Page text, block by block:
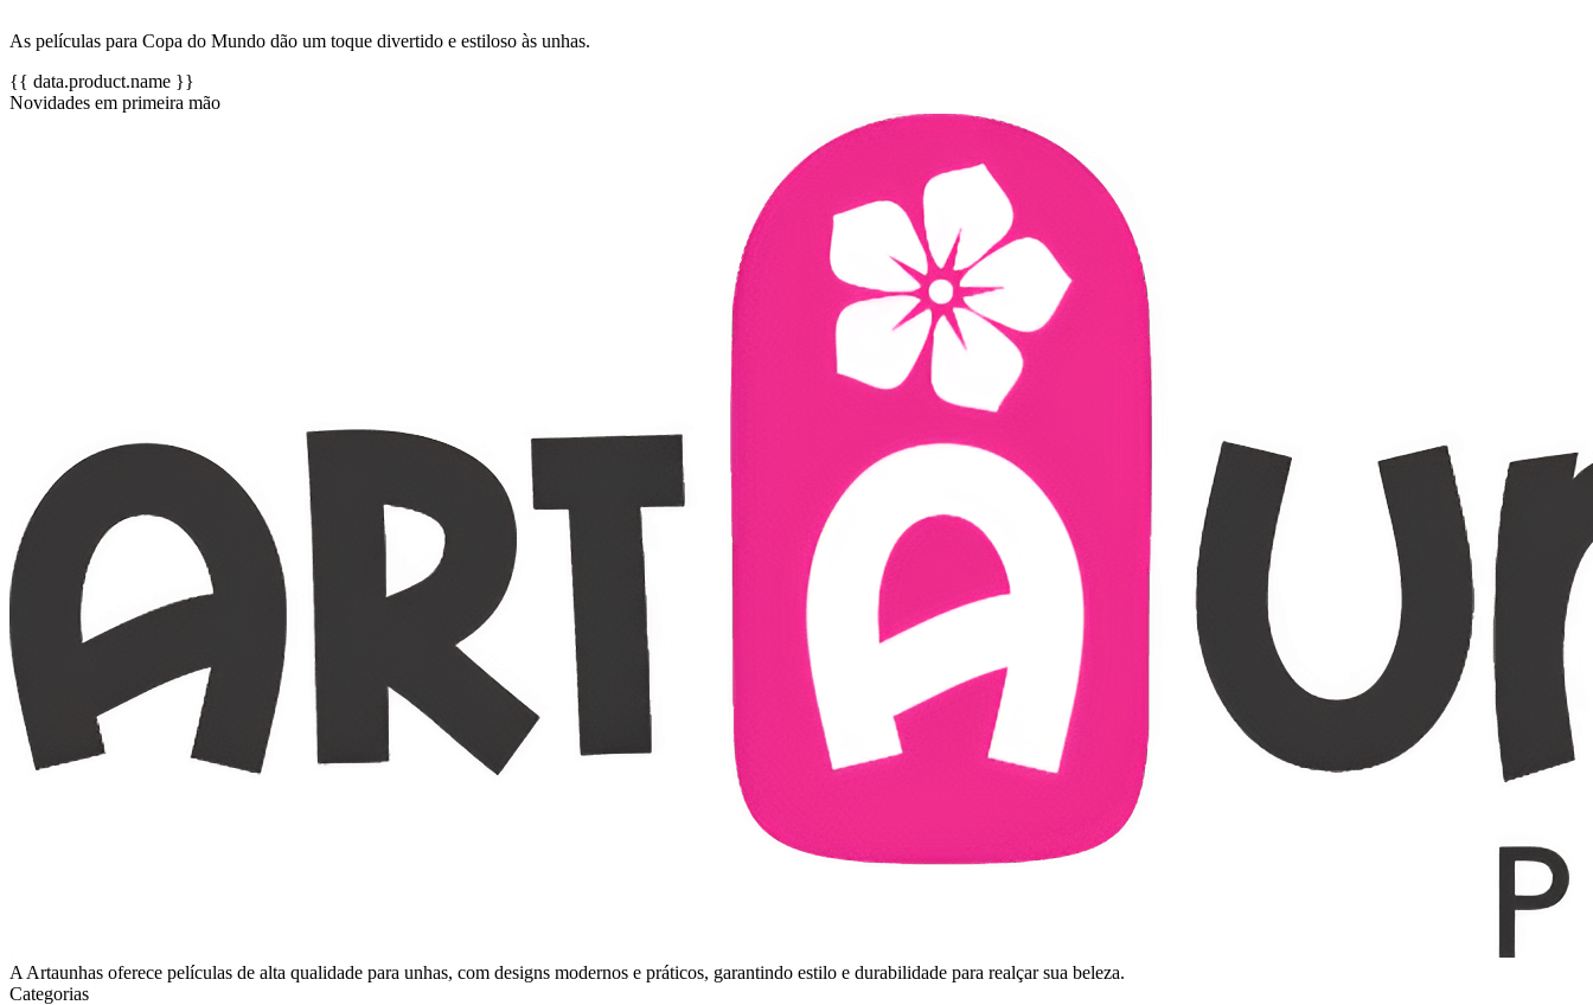
As películas para Copa do Mundo dão um toque divertido e estiloso às unhas.
{{ data.product.name }}
Novidades em primeira mão
A Artaunhas oferece películas de alta qualidade para unhas, com designs modernos e práticos, garantindo estilo e durabilidade para realçar sua beleza.
Categorias